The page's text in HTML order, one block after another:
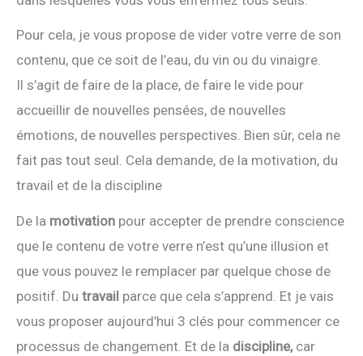
Pour cela, je vous propose de vider votre verre de son
contenu, que ce soit de l’eau, du vin ou du vinaigre.
Il s’agit de faire de la place, de faire le vide pour
accueillir de nouvelles pensées, de nouvelles
émotions, de nouvelles perspectives. Bien sûr, cela ne
fait pas tout seul. Cela demande, de la motivation, du
travail et de la discipline
De la motivation pour accepter de prendre conscience
que le contenu de votre verre n’est qu’une illusion et
que vous pouvez le remplacer par quelque chose de
positif. Du travail parce que cela s’apprend. Et je vais
vous proposer aujourd’hui 3 clés pour commencer ce
processus de changement. Et de la discipline,car